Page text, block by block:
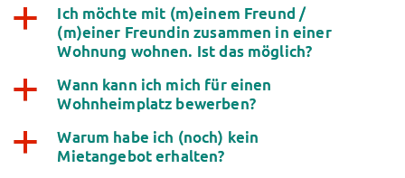
Accommodation FAQ
Documents
Contact Persons: Accommodation
Social Affairs
Social counselling
Refund of semester fee
Psychosocial counseling
a
Ich möchte mit (m)einem Freund /
(m)einer Freundin zusammen in einer
Wohnung wohnen. Ist das möglich?
a
Wann kann ich mich für einen
Wohnheimplatz bewerben?
a
Warum habe ich (noch) kein
Mietangebot erhalten?